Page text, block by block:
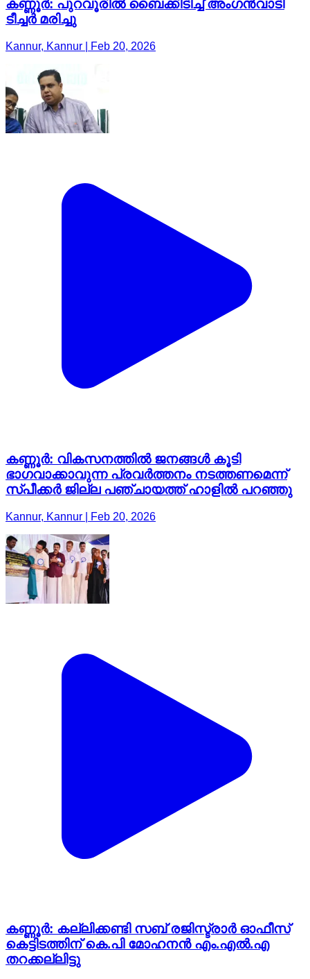
കണ്ണൂർ: പുറവൂരിൽ ബൈക്കിടിച്ച് അംഗൻവാടി
ടീച്ചർ മരിച്ചു
Kannur, Kannur | Feb 20, 2026
കണ്ണൂർ: വികസനത്തിൽ ജനങ്ങൾ കൂടി
ഭാഗവാക്കാവുന്ന പ്രവർത്തനം നടത്തണമെന്ന്
സ്പീക്കർ ജില്ല പഞ്ചായത്ത് ഹാളിൽ പറഞ്ഞു
Kannur, Kannur | Feb 20, 2026
കണ്ണൂർ: കല്ലിക്കണ്ടി സബ് രജിസ്ട്രാര്‍ ഓഫീസ്
കെട്ടിടത്തിന് കെ.പി മോഹനന്‍ എം.എല്‍.എ
തറക്കല്ലിട്ടു